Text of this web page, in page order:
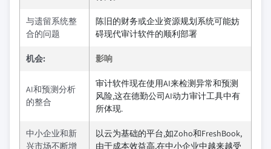
与遗留系统整
合的问题
陈旧的财务或企业资源规划系统可能妨
碍现代审计软件的顺利部署
机会: 影响
AI和预测分析
的整合
审计软件现在使用AI来检测异常和预测
风险,这在德勤公司AI动力审计工具中有
所体现.
中小企业和新
兴市场不断增
以云为基础的平台,如Zoho和FreshBook,
由于成本效益高,在中小企业中越来越受